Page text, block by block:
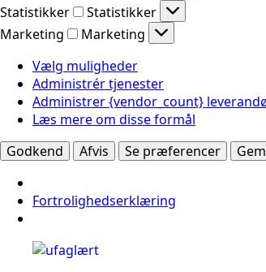
Statistikker
Statistikker
Marketing
Marketing
Vælg muligheder
Administrér tjenester
Administrer {vendor_count}
Læs mere om disse formål
Godkend
Afvis Se præferencer
Fortrolighedserklæring